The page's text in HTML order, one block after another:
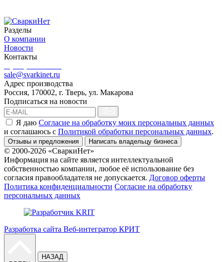
Разделы
О компании
Новости
Контакты
sale@svarkinet.ru
Адрес производства
Россия, 170002, г. Тверь, ул. Макарова
Подписаться на новости
Я даю Согласие на обработку моих персональных данных
и соглашаюсь c Политикой обработки персональных данных.
Отзывы и предложения Написать владельцу бизнеса
© 2000-2026 «СваркиНет»
Информация на сайте является интеллектуальной
собственностью компании, любое её использование без
согласия правообладателя не допускается. Договор оферты
Политика конфиденциальности Согласие на обработку
персональных данных
Разработка сайта Веб-интегратор КРИТ
НАЗАД